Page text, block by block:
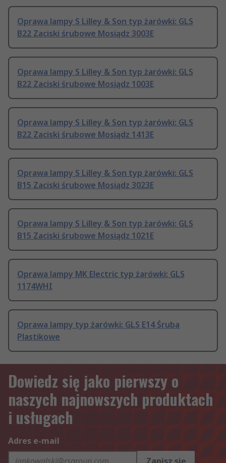
Oprawa lampy S Lilley & Son typ żarówki: GLS
B22 Zaciski śrubowe Mosiądz 3003E
Oprawa lampy S Lilley & Son typ żarówki: GLS
B22 Zaciski śrubowe Mosiądz 1003E
Oprawa lampy S Lilley & Son typ żarówki: GLS
B22 Zaciski śrubowe Mosiądz 1413E
Oprawa lampy S Lilley & Son typ żarówki: GLS
B15 Zaciski śrubowe Mosiądz 3023E
Oprawa lampy S Lilley & Son typ żarówki: GLS
B15 Zaciski śrubowe Mosiądz 1021E
Oprawa lampy MK Electric typ żarówki: GLS
1174WHI
Oprawa lampy typ żarówki: GLS E14 Śruba
Plastikowe
Dowiedz się jako pierwszy o
naszych najnowszych produktach
i usługach
Adres e-mail